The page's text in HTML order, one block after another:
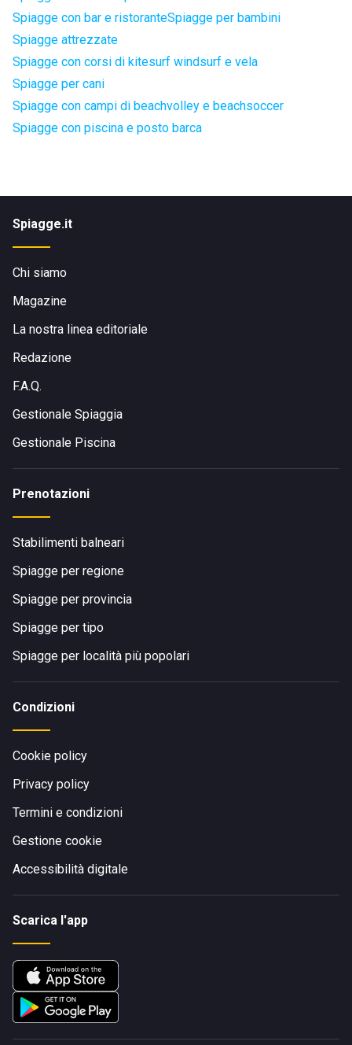
Spiagge con bar e ristoranteSpiagge per bambini
Spiagge attrezzate
Spiagge con corsi di kitesurf windsurf e vela
Spiagge per cani
Spiagge con campi di beachvolley e beachsoccer
Spiagge con piscina e posto barca
Spiagge.it
Chi siamo
Magazine
La nostra linea editoriale
Redazione
F.A.Q.
Gestionale Spiaggia
Gestionale Piscina
Prenotazioni
Stabilimenti balneari
Spiagge per regione
Spiagge per provincia
Spiagge per tipo
Spiagge per località più popolari
Condizioni
Cookie policy
Privacy policy
Termini e condizioni
Gestione cookie
Accessibilità digitale
Scarica l'app